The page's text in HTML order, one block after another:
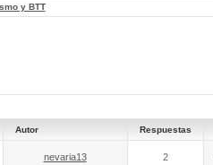
y BTT
Autor Respuestas
nevaria13 2